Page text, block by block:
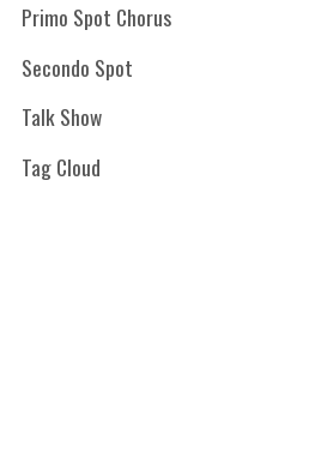
Primo Spot Chorus
Secondo Spot
Talk Show
Tag Cloud